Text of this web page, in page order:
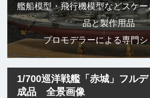
艦船模型・飛行機模型などスケ
品と製作用品
プロモデラーによる専門
1/700巡洋戦艦「赤城」フル
成品 全景画像